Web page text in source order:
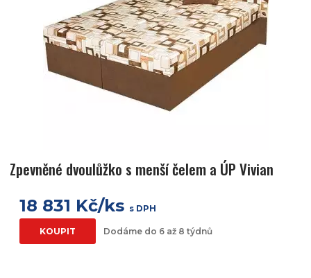
Zpevněné dvoulůžko s menší čelem a ÚP Vivian
18 831 Kč/ks s DPH
KOUPIT Dodáme do 6 až 8 týdnů